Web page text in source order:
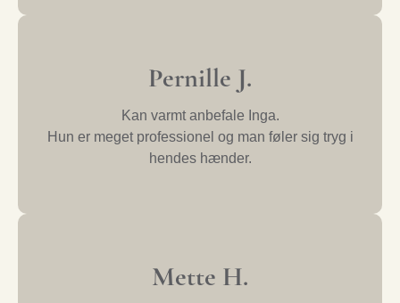
Pernille J.
Kan varmt anbefale Inga.
Hun er meget professionel og man føler sig tryg i
hendes hænder.
Mette H.